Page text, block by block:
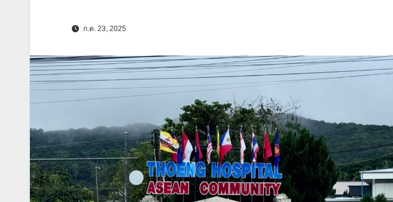
ก.ค. 23, 2025